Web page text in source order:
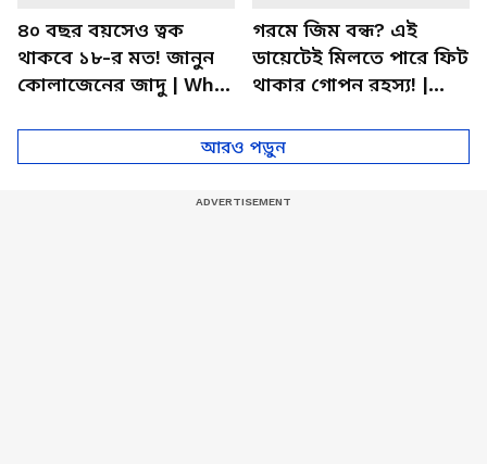
৪০ বছর বয়সেও ত্বক
থাকবে ১৮-র মত! জানুন
কোলাজেনের জাদু | What
গরমে জিম বন্ধ? এই
ডায়েটেই মিলতে পারে ফিট
থাকার গোপন রহস্য! |
Bengali | Foods
আরও পড়ুন